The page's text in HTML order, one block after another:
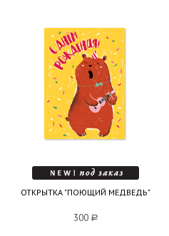
ОТКРЫТКА "ПОЮЩИЙ МЕДВЕДЬ"
300 a